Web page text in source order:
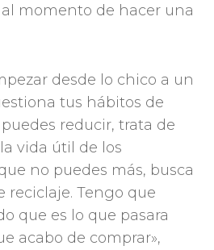
momento de hacer una
desde lo chico a un
tus hábitos de
reducir, trata de
vida útil de los
no puedes más, busca
reciclaje. Tengo que
que es lo que pasara
acabo de comprar»,